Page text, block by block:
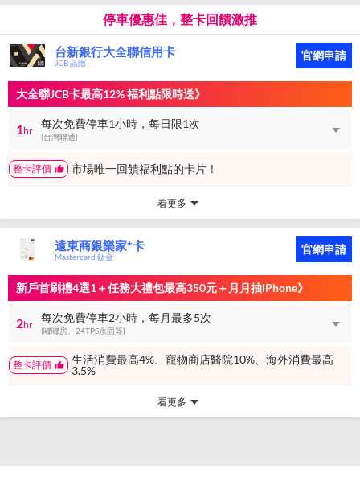
停車優惠佳，整卡回饋激推
台新銀行大全聯信用卡
JCB 晶緻
官網申請
大全聯JCB卡最高12% 福利點限時送》
1hr
每次免費停車1小時，每日限1次
(台灣聯通)
整卡評價 市場唯一回饋福利點的卡片！
看更多
遠東商銀樂家⁺卡
Mastercard 鈦金
官網申請
新戶首刷禮4選1＋任務大禮包最高350元＋月月抽iPhone》
2hr
每次免費停車2小時，每月最多5次
(嘟嘟房、24TPS永固等)
整卡評價
生活消費最高4%、寵物商店醫院10%、海外消費最高
3.5%
看更多